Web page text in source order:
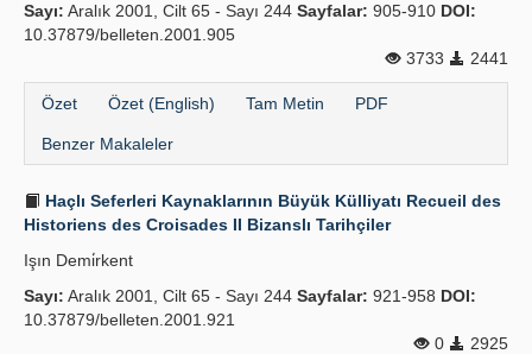
Kılavuzlar
Sayı: Aralık 2001, Cilt 65 - Sayı 244 Sayfalar: 905-910 DOI:
10.37879/belleten.2001.905
3733
2441
Özet Özet (English) Tam Metin PDF
Benzer Makaleler
Haçlı Seferleri Kaynaklarının Büyük Külliyatı Recueil des
Historiens des Croisades II Bizanslı Tarihçiler
Işın Demi̇rkent
Sayı: Aralık 2001, Cilt 65 - Sayı 244 Sayfalar: 921-958 DOI:
10.37879/belleten.2001.921
0
2925